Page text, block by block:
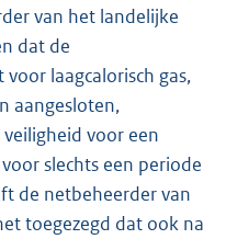
van het landelijke
dat de
laagcalorisch gas,
aangesloten,
voor een
slechts een periode
de netbeheerder van
toegezegd dat ook na